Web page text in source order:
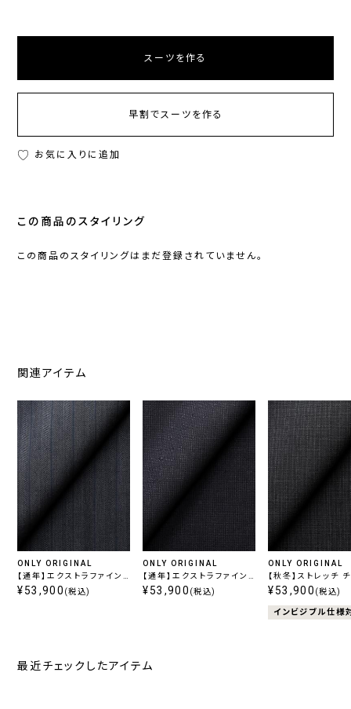
スーツを作る
早割でスーツを作る
お気に入りに追加
この商品のスタイリング
この商品のスタイリングはまだ登録されていません。
関連アイテム
ONLY ORIGINAL
【通年】エクストラファイン
ウール ブルーストライプ
¥53,900 (税込)
ONLY ORIGINAL
【通年】エクストラファイン
ウール ネイビー無地
¥53,900 (税込)
ONLY ORIGINAL
【秋冬】ストレッチ
ル柄無地
¥53,900 (税込)
インビジブル仕様
最近チェックしたアイテム